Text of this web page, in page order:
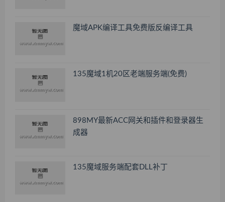
魔域APK编译工具免费版反编译工具
135魔域1机20区老端服务端(免费)
898MY最新ACC网关和插件和登录器生
成器
135魔域服务端配套DLL补丁